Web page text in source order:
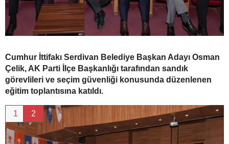
Cumhur İttifakı Serdivan Belediye Başkan Adayı Osman
Çelik, AK Parti İlçe Başkanlığı tarafından sandık
görevlileri ve seçim güvenliği konusunda düzenlenen
eğitim toplantısına katıldı.
1 2